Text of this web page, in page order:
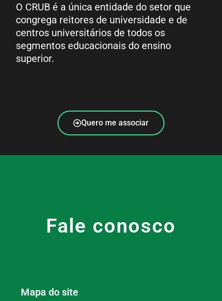
O CRUB é a única entidade do setor que
congrega reitores de universidade e de
centros universitários de todos os
segmentos educacionais do ensino
superior.
Quero me associar
Fale conosco
Mapa do site